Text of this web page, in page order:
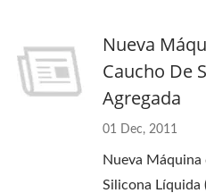
Nueva
Caucho De
Agregada
01 Dec, 2011
Nueva Máquina
Silicona Líquida